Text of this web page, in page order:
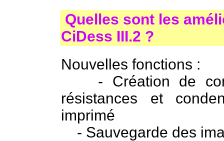
Quelles sont les
CiDess III.2 ?
Nouvelles fonctions :
- Création de
résistances et
imprimé
- Sauvegarde des